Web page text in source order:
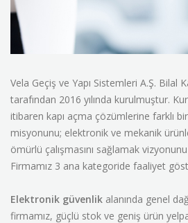
Vela Geçiş ve Yapı Sistemleri A.Ş. Bilal
tarafından 2016 yılında kurulmuştur.
itibaren kapı açma çözümlerine farklı bir
misyonunu; elektronik ve mekanik
ömürlü çalışmasını sağlamak
Firmamız 3 ana kategoride faaliyet
Elektronik güvenlik alanında genel
firmamız, güçlü stok ve geniş ürün